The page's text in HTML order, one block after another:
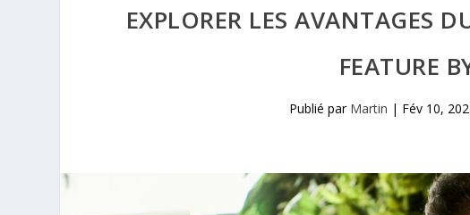
EXPLORER LES AVANTAGES
FEATURE
Publié par Martin | Fév 10,